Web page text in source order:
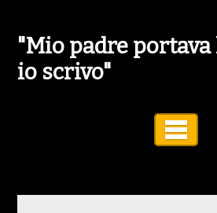
"Mio padre
io scrivo"